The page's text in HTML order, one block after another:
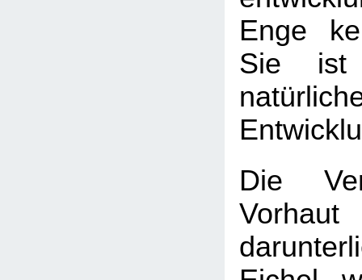
Enge
Sie ist
Die